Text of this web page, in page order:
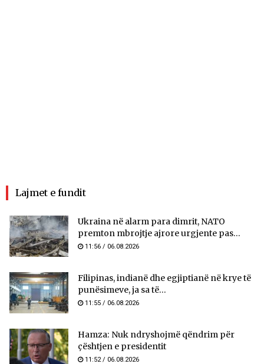
Lajmet e fundit
Ukraina në alarm para dimrit, NATO
premton mbrojtje ajrore urgjente pas...
11:56 / 06.08.2026
Filipinas, indianë dhe egjiptianë në krye të
punësimeve, ja sa të...
11:55 / 06.08.2026
Hamza: Nuk ndryshojmë qëndrim për
çështjen e presidentit
11:52 / 06.08.2026